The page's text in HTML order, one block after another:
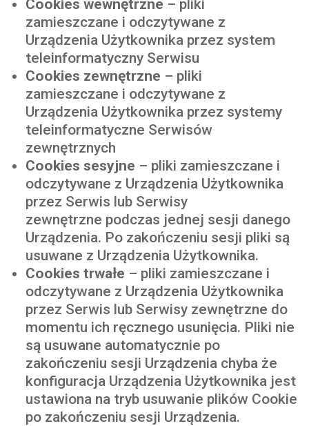
Cookies wewnętrzne – pliki
zamieszczane i odczytywane z
Urządzenia Użytkownika przez system
teleinformatyczny Serwisu
Cookies zewnętrzne – pliki
zamieszczane i odczytywane z
Urządzenia Użytkownika przez systemy
teleinformatyczne Serwisów
zewnętrznych
Cookies sesyjne – pliki zamieszczane i
odczytywane z Urządzenia Użytkownika
przez Serwis lub Serwisy
zewnętrzne podczas jednej sesji danego
Urządzenia. Po zakończeniu sesji pliki są
usuwane z Urządzenia Użytkownika.
Cookies trwałe – pliki zamieszczane i
odczytywane z Urządzenia Użytkownika
przez Serwis lub Serwisy zewnętrzne do
momentu ich ręcznego usunięcia. Pliki nie
są usuwane automatycznie po
zakończeniu sesji Urządzenia chyba że
konfiguracja Urządzenia Użytkownika jest
ustawiona na tryb usuwanie plików Cookie
po zakończeniu sesji Urządzenia.